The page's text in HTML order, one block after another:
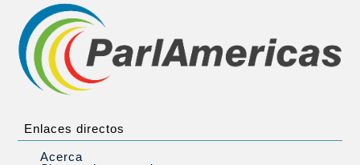
Enlaces directos
Acerca